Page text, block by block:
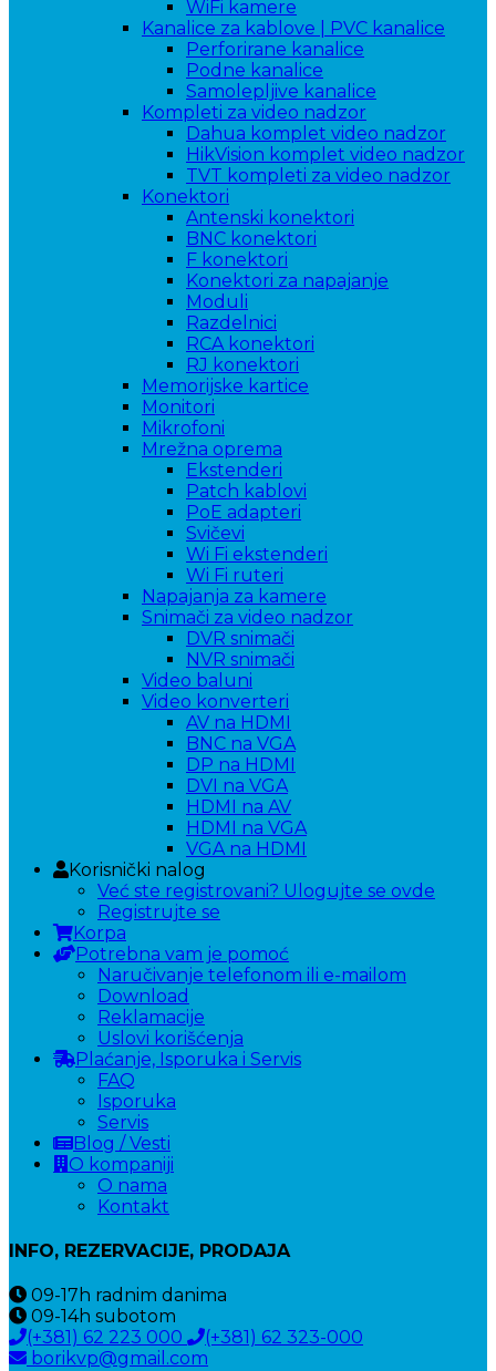
WiFi kamere
Kanalice za kablove | PVC kanalice
Perforirane kanalice
Podne kanalice
Samolepljive kanalice
Kompleti za video nadzor
Dahua komplet video nadzor
HikVision komplet video nadzor
TVT kompleti za video nadzor
Konektori
Antenski konektori
BNC konektori
F konektori
Konektori za napajanje
Moduli
Razdelnici
RCA konektori
RJ konektori
Memorijske kartice
Monitori
Mikrofoni
Mrežna oprema
Ekstenderi
Patch kablovi
PoE adapteri
Svičevi
Wi Fi ekstenderi
Wi Fi ruteri
Napajanja za kamere
Snimači za video nadzor
DVR snimači
NVR snimači
Video baluni
Video konverteri
AV na HDMI
BNC na VGA
DP na HDMI
DVI na VGA
HDMI na AV
HDMI na VGA
VGA na HDMI
Korisnički nalog
Već ste registrovani? Ulogujte se ovde
Registrujte se
Korpa
Potrebna vam je pomoć
Naručivanje telefonom ili e-mailom
Download
Reklamacije
Uslovi korišćenja
Plaćanje, Isporuka i Servis
FAQ
Isporuka
Servis
Blog / Vesti
O kompaniji
O nama
Kontakt
INFO, REZERVACIJE, PRODAJA
09-17h radnim danima
09-14h subotom
(+381) 62 223 000
(+381) 62 323-000
borikvp@gmail.com